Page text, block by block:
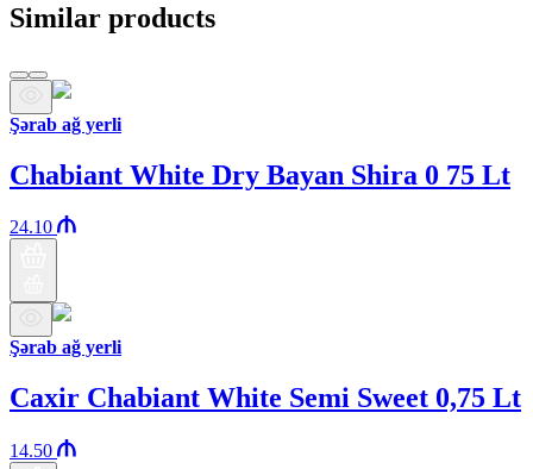
Similar products
Şərab ağ yerli
Chabiant White Dry Bayan Shira 0 75 Lt
24.10
Şərab ağ yerli
Caxir Chabiant White Semi Sweet 0,75 Lt
14.50